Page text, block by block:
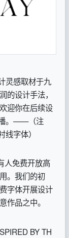
灵感取材于九
的设计手法，
迎你在后续设
播。——（注
字体）
人免费开放高
。我们的初
字体开展设计
作品之中。
BY TH